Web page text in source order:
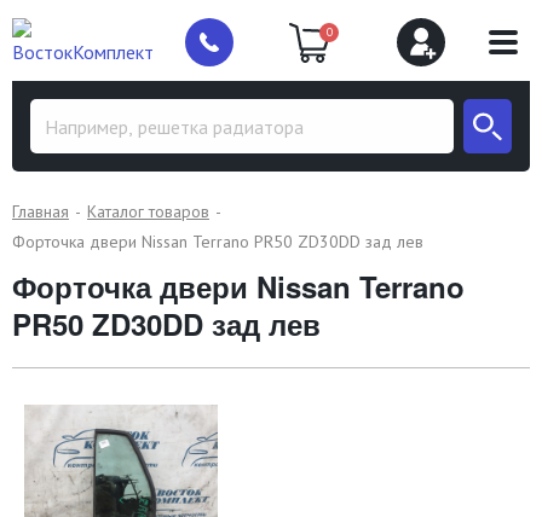
0
Главная
Каталог товаров
Форточка двери Nissan Terrano PR50 ZD30DD зад лев
Форточка двери Nissan Terrano
PR50 ZD30DD зад лев